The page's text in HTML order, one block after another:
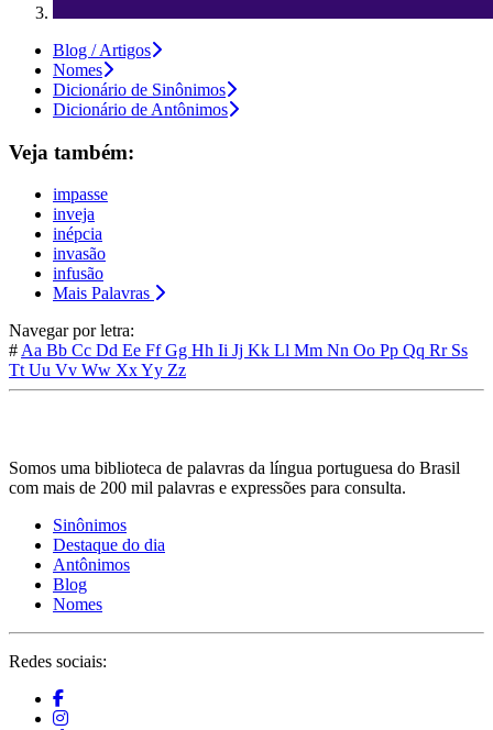
Blog / Artigos
Nomes
Dicionário de Sinônimos
Dicionário de Antônimos
Veja também:
impasse
inveja
inépcia
invasão
infusão
Mais Palavras
Navegar por letra:
#Aa Bb Cc Dd Ee FfGg Hh Ii Jj Kk Ll Mm Nn Oo Pp Qq Rr Ss
TtUu Vv Ww XxYy Zz
Somos uma biblioteca de palavras da língua portuguesa do Brasil
com mais de 200 mil palavras e expressões para consulta.
Sinônimos
Destaque do dia
Antônimos
Blog
Nomes
Redes sociais: